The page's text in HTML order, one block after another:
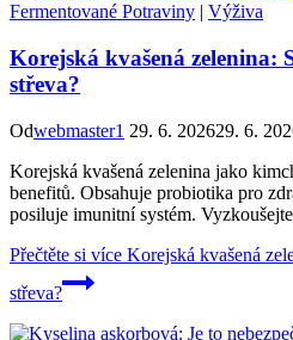
Fermentované Potraviny | Výživa
Korejská kvašená zelenina:
střeva?
Odwebmaster1 29. 6. 202629. 6.
Korejská kvašená zelenina jako
benefitů. Obsahuje probiotika pro
posiluje imunitní systém.
Přečtěte si více Korejská kvašená
střeva?